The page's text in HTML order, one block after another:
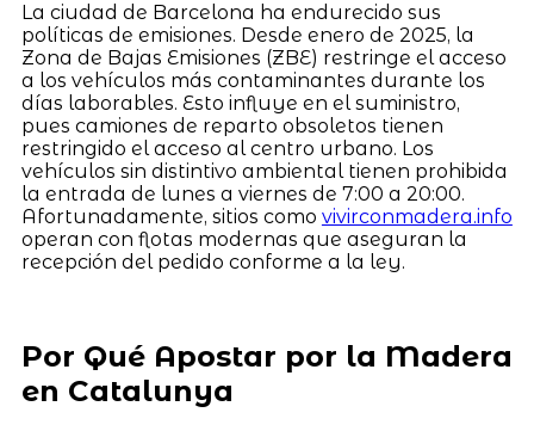
La ciudad de Barcelona ha endurecido sus
políticas de emisiones. Desde enero de 2025, la
Zona de Bajas Emisiones (ZBE) restringe el acceso
a los vehículos más contaminantes durante los
días laborables. Esto influye en el suministro,
pues camiones de reparto obsoletos tienen
restringido el acceso al centro urbano. Los
vehículos sin distintivo ambiental tienen prohibida
la entrada de lunes a viernes de 7:00 a 20:00.
Afortunadamente, sitios como vivirconmadera.info
operan con flotas modernas que aseguran la
recepción del pedido conforme a la ley.
Por Qué Apostar por la Madera
en Catalunya